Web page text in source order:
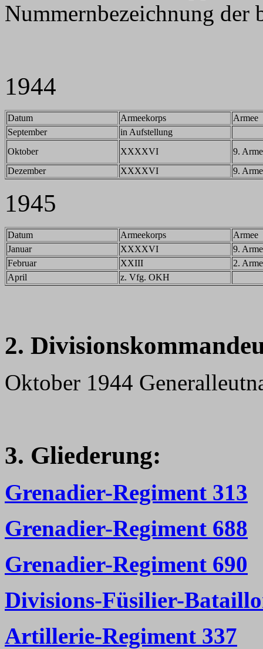
Nummernbezeichnung der
1944
Datum Armeekorps
Armee
September
in Aufstellung
Oktober
XXXXVI
9.
Dezember
XXXXVI 9.
1945
Datum Armeekorps
Armee
Januar
XXXXVI
9.
Februar
XXIII
2.
April
z. Vfg. OKH
2.
Oktober 1944
3. Gliederung:
Grenadier-Regiment 313
Grenadier-Regiment 688
Grenadier-Regiment 690
Divisions-Füsilier-
Artillerie-Regiment 337